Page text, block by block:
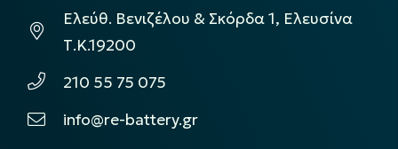
Ελεύθ. Βενιζέλου & Σκόρδα 1, Ελευσίνα
Τ.Κ.19200
210 55 75 075
info@re-battery.gr